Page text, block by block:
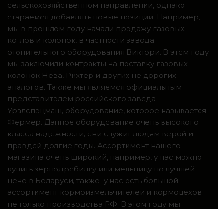
сельскохозяйственном направлении, однако
стараемся добавлять новые позиции. Например,
мы в прошлом году начали продажу газовых
котлов и колонок, в частности завода
отопительного оборудования Виктори. В этом году
мы заключили контракты на поставку газовых
колонок Нева, Рихтер и других не дорогих
аналогов. Также мы являемся официальным
представителем российского завода
Уралспецмаш, оборудование, которое называется
Фермер. Данное оборудование очень высокого
класса надежности, они служит людям верой и
правдой долгие годы. Ассортимент нашего
магазина очень широкий, например, у нас можно
купить зернодробилку или мельницу по лучшей
цене в Беларуси, также у нас есть большой
ассортимент кормоизмельчителей и кормоцехов
не только производства РФ. В этом году мы